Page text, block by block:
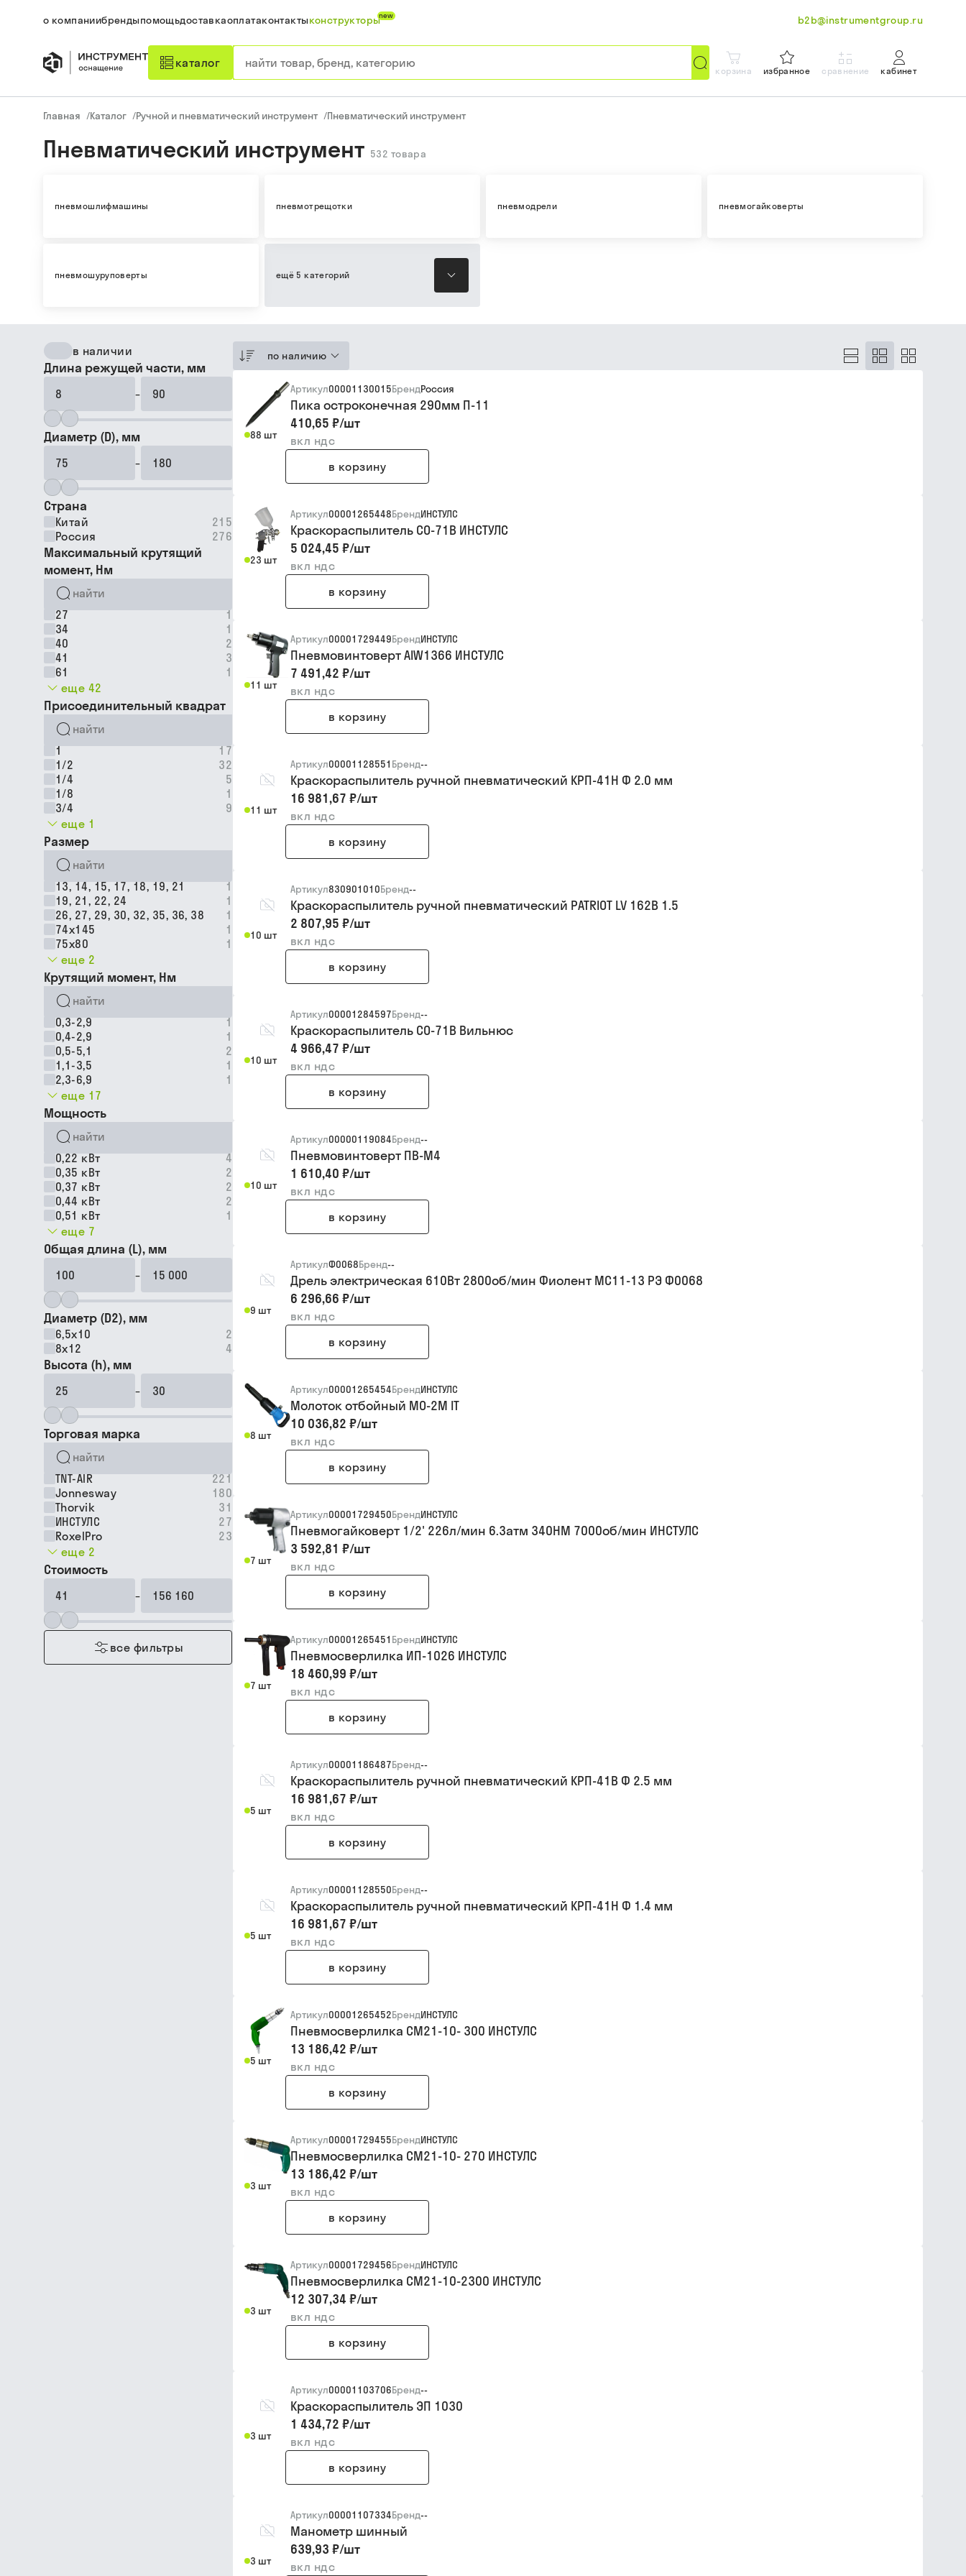
о компаниибрендыпомощьдоставкаоплатаконтактыконструкторыnew b2b@instrumentgroup.ru
каталог
корзина избранное сравнение кабинет
Главная /Каталог /Ручной и пневматический инструмент /Пневматический инструмент
Пневматический инструмент 532 товара
пневмошлифмашины пневмотрещотки пневмодрели пневмогайковерты
пневмошуруповерты ещё 5 категорий
в наличии
Длина режущей части, мм
–
Диаметр (D), мм
–
Страна
Китай
215
Россия
276
Максимальный крутящий
момент, Нм
27
1
34
1
40
2
41
3
61
1
еще 42
Присоединительный квадрат
1
17
1/2
32
1/4
5
1/8
1
3/4
9
еще 1
Размер
13, 14, 15, 17, 18, 19, 21
1
19, 21, 22, 24
1
26, 27, 29, 30, 32, 35, 36, 38
1
74х145
1
75х80
1
еще 2
Крутящий момент, Нм
0,3-2,9
1
0,4-2,9
1
0,5-5,1
2
1,1-3,5
1
2,3-6,9
1
еще 17
Мощность
0,22 кВт
4
0,35 кВт
2
0,37 кВт
2
0,44 кВт
2
0,51 кВт
1
еще 7
Общая длина (L), мм
–
Диаметр (D2), мм
6,5х10
2
8х12
4
Высота (h), мм
–
Торговая марка
TNT-AIR
221
Jonnesway
180
Thorvik
31
ИНСТУЛС
27
RoxelPro
23
еще 2
Стоимость
–
все фильтры
по наличию
88 шт
Артикул00001130015БрендРоссия
Пика остроконечная 290мм П-11
410,65 ₽/шт
вкл ндс
в корзину
23 шт
Артикул00001265448БрендИНСТУЛС
Краскораспылитель СО-71В ИНСТУЛС
5 024,45 ₽/шт
вкл ндс
в корзину
11 шт
Артикул00001729449БрендИНСТУЛС
Пневмовинтоверт AIW1366 ИНСТУЛС
7 491,42 ₽/шт
вкл ндс
в корзину
11 шт
Артикул00001128551 Бренд--
Краскораспылитель ручной пневматический КРП-41Н Ф 2.0 мм
16 981,67 ₽/шт
вкл ндс
в корзину
10 шт
Артикул830901010Бренд--
Краскораспылитель ручной пневматический PATRIOT LV 162B 1.5
2 807,95 ₽/шт
вкл ндс
в корзину
10 шт
Артикул00001284597Бренд--
Краскораспылитель СО-71В Вильнюс
4 966,47 ₽/шт
вкл ндс
в корзину
10 шт
Артикул00000119084Бренд--
Пневмовинтоверт ПВ-М4
1 610,40 ₽/шт
вкл ндс
в корзину
9 шт
АртикулФ0068Бренд--
Дрель электрическая 610Вт 2800об/мин Фиолент МС11-13 РЭ Ф0068
6 296,66 ₽/шт
вкл ндс
в корзину
8 шт
Артикул00001265454БрендИНСТУЛС
Молоток отбойный МО-2М IT
10 036,82 ₽/шт
вкл ндс
в корзину
7 шт
Артикул00001729450БрендИНСТУЛС
Пневмогайковерт 1/2' 226л/мин 6.3атм 340НМ 7000об/мин ИНСТУЛС
3 592,81 ₽/шт
вкл ндс
в корзину
7 шт
Артикул00001265451 БрендИНСТУЛС
Пневмосверлилка ИП-1026 ИНСТУЛС
18 460,99 ₽/шт
вкл ндс
в корзину
5 шт
Артикул00001186487Бренд--
Краскораспылитель ручной пневматический КРП-41В Ф 2.5 мм
16 981,67 ₽/шт
вкл ндс
в корзину
5 шт
Артикул00001128550Бренд--
Краскораспылитель ручной пневматический КРП-41Н Ф 1.4 мм
16 981,67 ₽/шт
вкл ндс
в корзину
5 шт
Артикул00001265452БрендИНСТУЛС
Пневмосверлилка СМ21-10- 300 ИНСТУЛС
13 186,42 ₽/шт
вкл ндс
в корзину
3 шт
Артикул00001729455БрендИНСТУЛС
Пневмосверлилка СМ21-10- 270 ИНСТУЛС
13 186,42 ₽/шт
вкл ндс
в корзину
3 шт
Артикул00001729456БрендИНСТУЛС
Пневмосверлилка СМ21-10-2300 ИНСТУЛС
12 307,34 ₽/шт
вкл ндс
в корзину
3 шт
Артикул00001103706Бренд--
Краскораспылитель ЭП 1030
1 434,72 ₽/шт
вкл ндс
в корзину
3 шт
Артикул00001107334Бренд--
Манометр шинный
639,93 ₽/шт
вкл ндс